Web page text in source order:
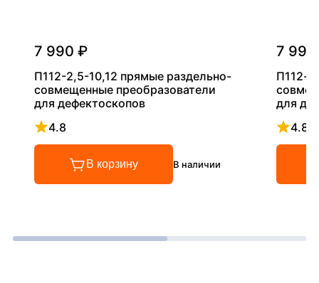
7 990 ₽
П112-2,5-10,12 прямые раздельно-
совмещенные преобразователи
для дефектоскопов
4.8
Рейтинг 4.8 из 5
В корзину В наличии
7
П112-
для
4.8